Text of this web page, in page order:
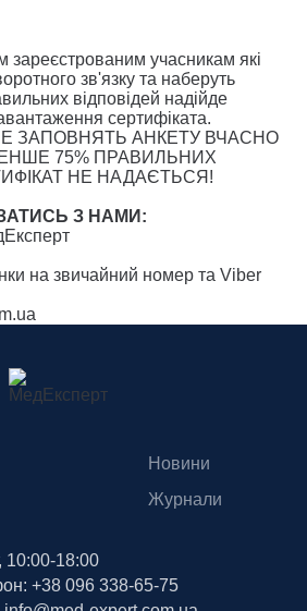
зареєстрованим учасникам які
зв'язку та наберуть
відповідей надійде
сертифіката.
ЗАПОВНЯТЬ АНКЕТУ ВЧАСНО
75% ПРАВИЛЬНИХ
НЕ НАДАЄТЬСЯ!
З НАМИ:
на звичайний номер та Viber
Новини
Журнали
10:00-18:00
+38 096 338-65-75